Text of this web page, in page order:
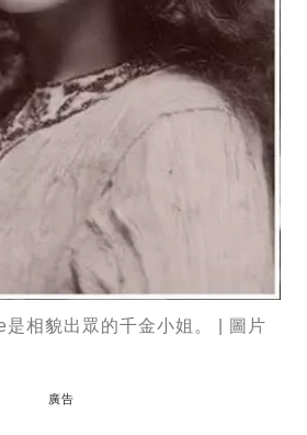
相貌出眾的千金小姐。 | 圖片
廣告